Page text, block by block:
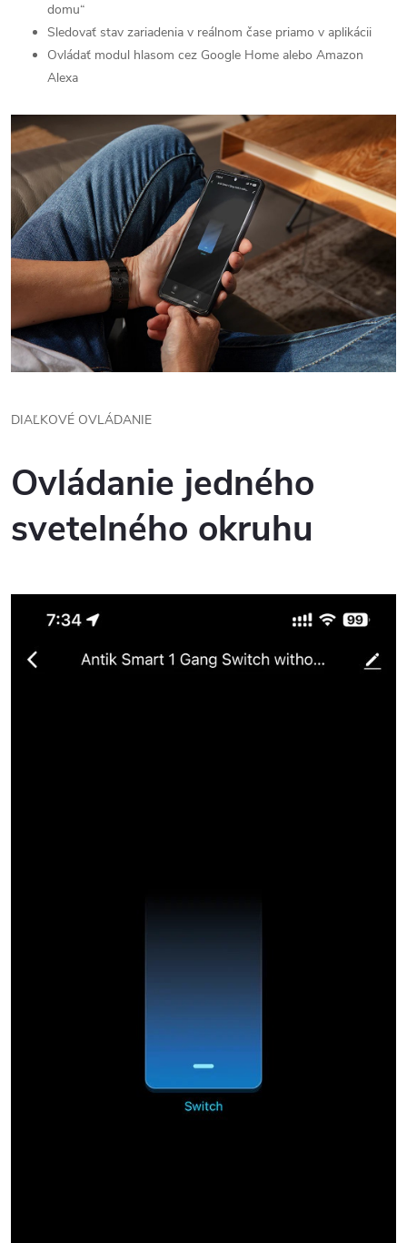
domu“
Sledovať stav zariadenia v reálnom čase priamo v aplikácii
Ovládať modul hlasom cez Google Home alebo Amazon
Alexa
DIAĽKOVÉ OVLÁDANIE
Ovládanie jedného
svetelného okruhu